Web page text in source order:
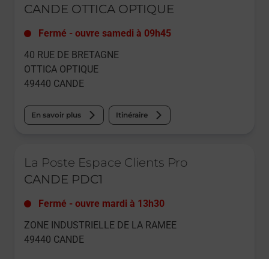
CANDE OTTICA OPTIQUE
Fermé - ouvre samedi à 09h45
40 RUE DE BRETAGNE
OTTICA OPTIQUE
49440 CANDE
En savoir plus Itinéraire
La Poste Espace Clients Pro
CANDE PDC1
Fermé - ouvre mardi à 13h30
ZONE INDUSTRIELLE DE LA RAMEE
49440 CANDE